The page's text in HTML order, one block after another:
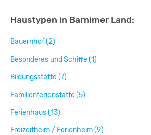
Haustypen in Barnimer Land:
Bauernhof (2)
Besonderes und Schiffe (1)
Bildungsstätte (7)
Familienferienstätte (5)
Ferienhaus (13)
Freizeitheim / Ferienheim (9)